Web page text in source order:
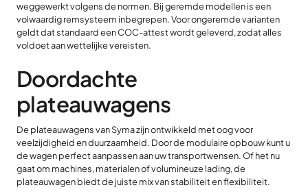
weggewerkt volgens de normen. Bij geremde modellen is een
volwaardig remsysteem inbegrepen. Voor ongeremde varianten
geldt dat standaard een COC-attest wordt geleverd, zodat alles
voldoet aan wettelijke vereisten.
Doordachte
plateauwagens
De plateauwagens van Syma zijn ontwikkeld met oog voor
veelzijdigheid en duurzaamheid. Door de modulaire opbouw kunt u
de wagen perfect aanpassen aan uw transportwensen. Of het nu
gaat om machines, materialen of volumineuze lading, de
plateauwagen biedt de juiste mix van stabiliteit en flexibiliteit.